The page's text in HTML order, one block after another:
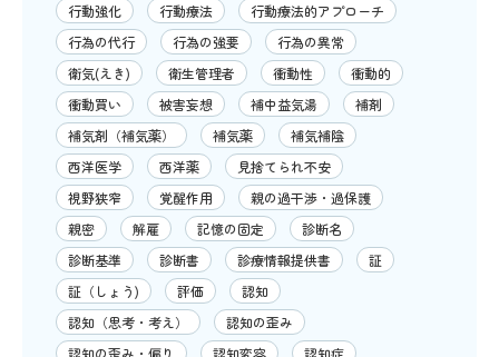
行動強化
行動療法
行動療法的アプローチ
行為の代行
行為の強要
行為の異常
衛気(えき)
衛生管理者 衝動性
衝動的
衝動買い
被害妄想 補中益気湯
補剤
補気剤（補気薬）
補気薬
補気補陰
西洋医学
西洋薬
見捨てられ不安
視野狭窄
覚醒作用
親の過干渉・過保護
親密
解雇 記憶の固定
診断名
診断基準
診断書 診療情報提供書
証
証（しょう)
評価
認知
認知（思考・考え）
認知の歪み
認知の歪み・偏り
認知変容 認知症